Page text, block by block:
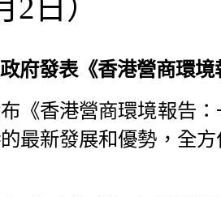
2日）
府發表《香港營商環
《香港營商環境報告
最新發展和優勢，全